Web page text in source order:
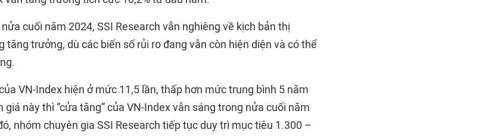
cuối năm 2024, SSI Research vẫn nghiêng về kịch bản thị
tăng trưởng, dù các biến số rủi ro đang vẫn còn hiện diện và có thể
VN-Index hiện ở mức 11,5 lần, thấp hơn mức trung bình 5 năm
giá này thì “cửa tăng” của VN-Index vẫn sáng trong nửa cuối năm
nhóm chuyên gia SSI Research tiếp tục duy trì mục tiêu 1.300 –